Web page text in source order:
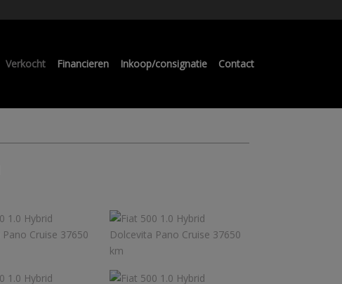
Verkocht Financieren Inkoop/consignatie Contact